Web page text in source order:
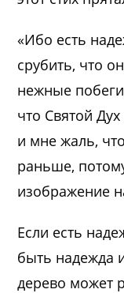
«Ибо есть
срубить, что
нежные побеги
что Святой
и мне жаль,
раньше,
изображение
Если есть
быть надежда
дерево может